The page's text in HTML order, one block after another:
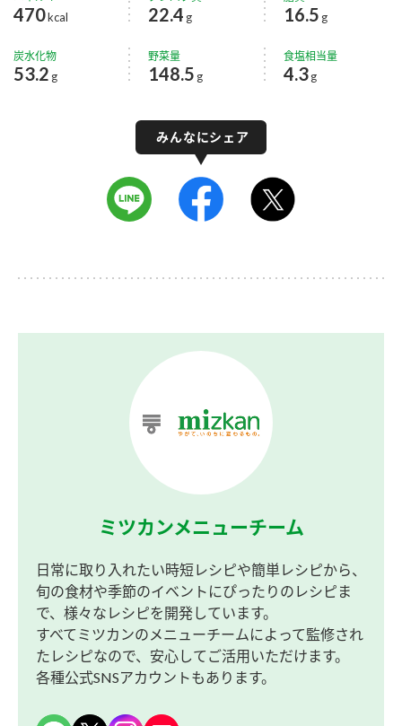
470kcal 22.4 g 16.5 g
炭水化物
53.2 g
野菜量
148.5 g
食塩相当量
4.3 g
ミツカンメニューチーム
日常に取り入れたい時短レシピや簡単レシピから、
旬の食材や季節のイベントにぴったりのレシピま
で、様々なレシピを開発しています。
すべてミツカンのメニューチームによって監修され
たレシピなので、安心してご活用いただけます。
各種公式SNSアカウントもあります。